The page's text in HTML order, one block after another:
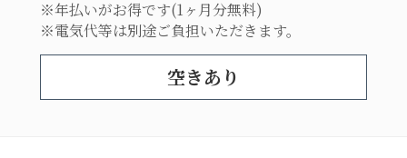
※年払いがお得です(1ヶ月分無料)
※電気代等は別途ご負担いただきます。
空きあり